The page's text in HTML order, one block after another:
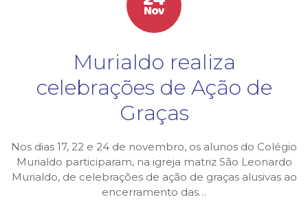
Nov
Murialdo realiza
celebrações de Ação de
Graças
Nos dias 17, 22 e 24 de novembro, os alunos do Colégio
Murialdo participaram, na igreja matriz São Leonardo
Murialdo, de celebrações de ação de graças alusivas ao
encerramento das…